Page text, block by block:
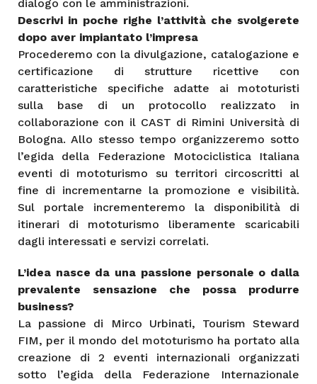
dialogo con le amministrazioni.
Descrivi in poche righe l’attività che svolgerete
dopo aver impiantato l’impresa
Procederemo con la divulgazione, catalogazione e
certificazione di strutture ricettive con
caratteristiche specifiche adatte ai mototuristi
sulla base di un protocollo realizzato in
collaborazione con il CAST di Rimini Università di
Bologna. Allo stesso tempo organizzeremo sotto
l’egida della Federazione Motociclistica Italiana
eventi di mototurismo su territori circoscritti al
fine di incrementarne la promozione e visibilità.
Sul portale incrementeremo la disponibilità di
itinerari di mototurismo liberamente scaricabili
dagli interessati e servizi correlati.
L’idea nasce da una passione personale o dalla
prevalente sensazione che possa produrre
business?
La passione di Mirco Urbinati, Tourism Steward
FIM, per il mondo del mototurismo ha portato alla
creazione di 2 eventi internazionali organizzati
sotto l’egida della Federazione Internazionale